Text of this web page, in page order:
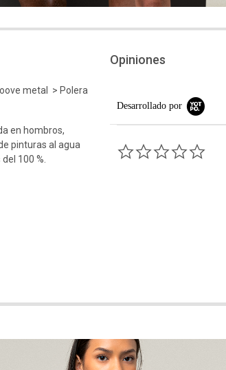
metal > Polera
en hombros,
pinturas al agua
100 %.
Opiniones
Desarrollado por